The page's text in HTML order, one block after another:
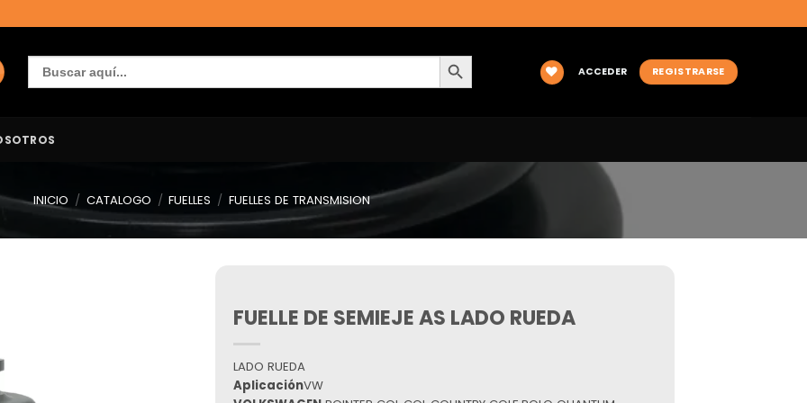
Buscar:
BOTÓN DE BÚSQUEDA
ACCEDER
REGISTRARSE
INICIO / CATALOGO / FUELLES / FUELLES DE TRANSMISION
FUELLE DE SEMIEJE AS LADO RUEDA
LADO RUEDA
AplicaciónVW